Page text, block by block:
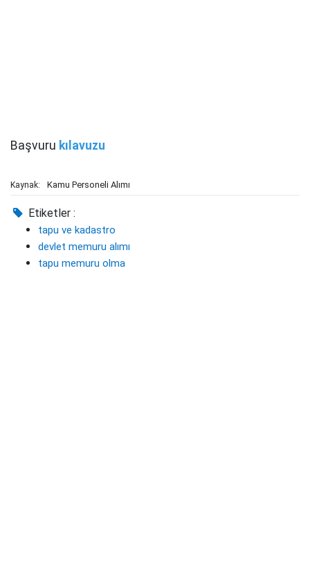
Başvuru kılavuzu
Kaynak: Kamu Personeli Alımı
Etiketler :
tapu ve kadastro
devlet memuru alımı
tapu memuru olma